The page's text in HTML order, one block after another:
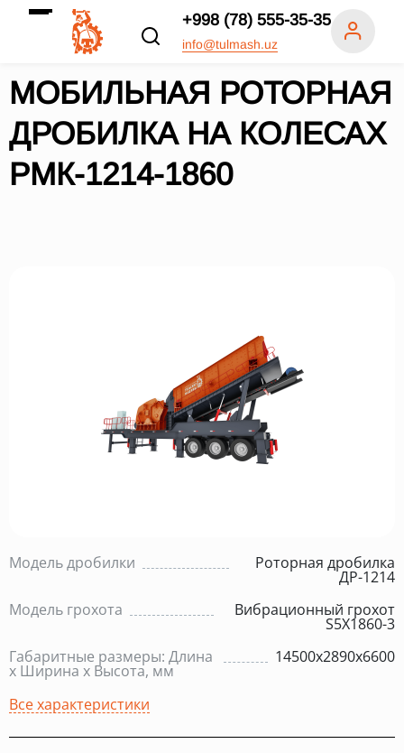
+998 (78) 555-35-35
info@tulmash.uz
МОБИЛЬНАЯ РОТОРНАЯ
ДРОБИЛКА НА КОЛЕСАХ
РМК-1214-1860
Модель дробилки Роторная дробилка
ДР-1214
Модель грохота
Вибрационный грохот
S5X1860-3
Габаритные размеры: Длина
х Ширина х Высота, мм
14500х2890х6600
Все характеристики